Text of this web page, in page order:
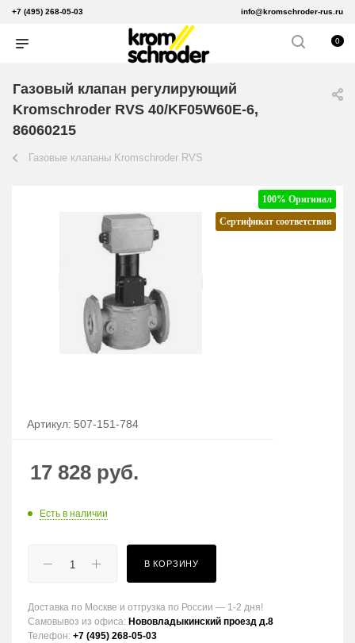
+7 (495) 268-05-03 info@kromschroder-rus.ru
0
Газовый клапан регулирующий
Kromschroder RVS 40/KF05W60E-6,
86060215
Газовые клапаны Kromschroder RVS
100% Оригинал
Сертификат соответствия
Артикул: 507-151-784
17 828 руб.
Есть в наличии
В КОРЗИНУ
Доставка по Москве и отгрузка по России — 1-2 дня!
Самовывоз из офиса: Нововладыкинский проезд д.8
Телефон: +7 (495) 268-05-03